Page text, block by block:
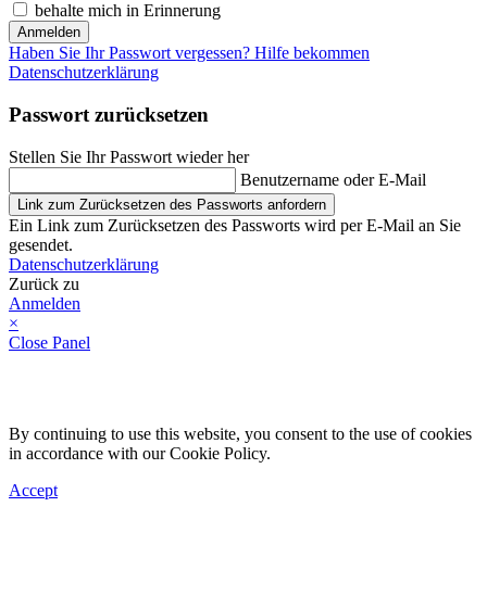
behalte mich in Erinnerung
Anmelden
Haben Sie Ihr Passwort vergessen? Hilfe bekommen
Datenschutzerklärung
Passwort zurücksetzen
Stellen Sie Ihr Passwort wieder her
Benutzername oder E-Mail
Link zum Zurücksetzen des Passworts anfordern
Ein Link zum Zurücksetzen des Passworts wird per E-Mail an Sie
gesendet.
Datenschutzerklärung
Zurück zu
Anmelden
×
Close Panel
By continuing to use this website, you consent to the use of cookies
in accordance with our Cookie Policy.
Accept